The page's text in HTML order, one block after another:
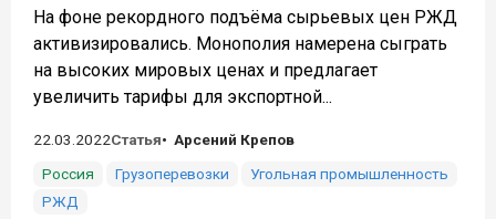
На фоне рекордного подъёма сырьевых цен РЖД
активизировались. Монополия намерена сыграть
на высоких мировых ценах и предлагает
увеличить тарифы для экспортной...
22.03.2022Статья
Арсений Крепов
Россия
Грузоперевозки
Угольная промышленность
РЖД